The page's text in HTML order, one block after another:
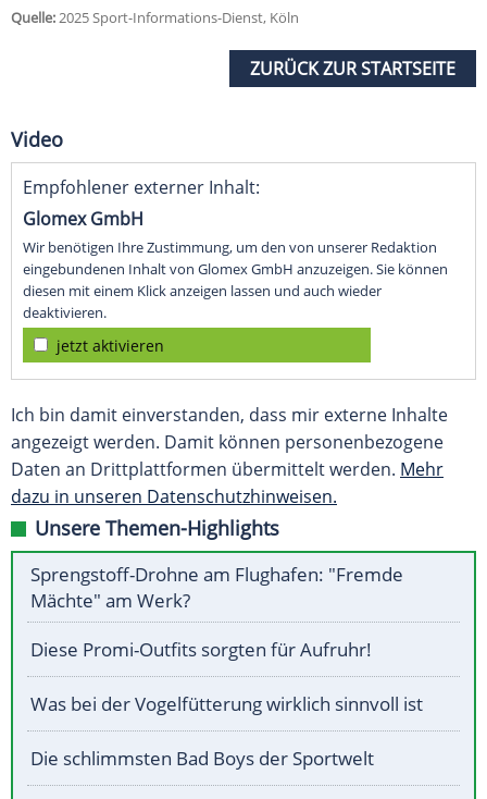
Quelle:2025 Sport-Informations-Dienst, Köln
ZURÜCK ZUR STARTSEITE
Video
Empfohlener externer Inhalt:
Glomex GmbH
Wir benötigen Ihre Zustimmung, um den von unserer Redaktion
eingebundenen Inhalt von Glomex GmbH anzuzeigen. Sie können
diesen mit einem Klick anzeigen lassen und auch wieder
deaktivieren.
jetzt aktivieren
Ich bin damit einverstanden, dass mir externe Inhalte
angezeigt werden. Damit können personenbezogene
Daten an Drittplattformen übermittelt werden. Mehr
dazu in unseren Datenschutzhinweisen.
Unsere Themen-Highlights
Sprengstoff-Drohne am Flughafen: "Fremde
Mächte" am Werk?
Diese Promi-Outfits sorgten für Aufruhr!
Was bei der Vogelfütterung wirklich sinnvoll ist
Die schlimmsten Bad Boys der Sportwelt